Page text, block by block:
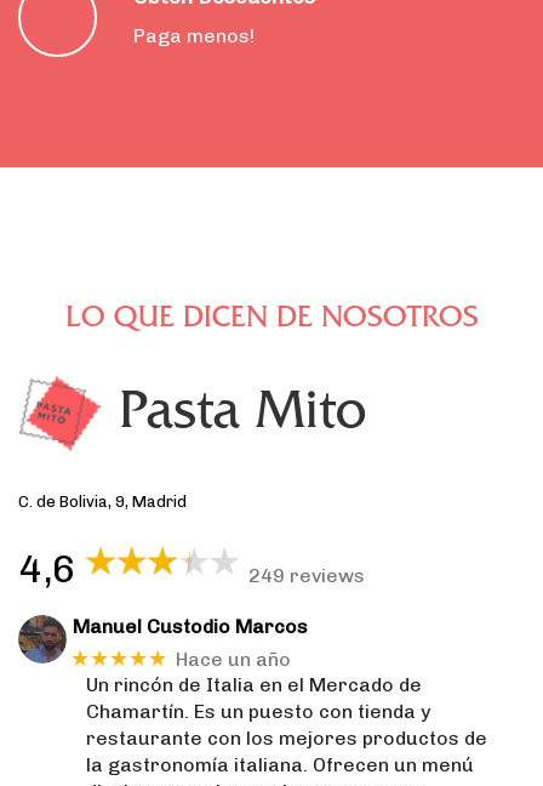
Paga menos!
LO QUE DICEN DE NOSOTROS
Pasta Mito
C. de Bolivia, 9, Madrid
4,6 249 reviews
Manuel Custodio Marcos
★★★★★ Hace un año
Un rincón de Italia en el Mercado de
Chamartín. Es un puesto con tienda y
restaurante con los mejores productos de
la gastronomía italiana. Ofrecen un menú